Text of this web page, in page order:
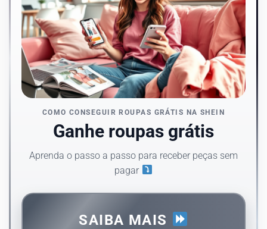
COMO CONSEGUIR ROUPAS GRÁTIS NA SHEIN
Ganhe roupas grátis
Aprenda o passo a passo para receber peças sem
pagar
SAIBA MAIS